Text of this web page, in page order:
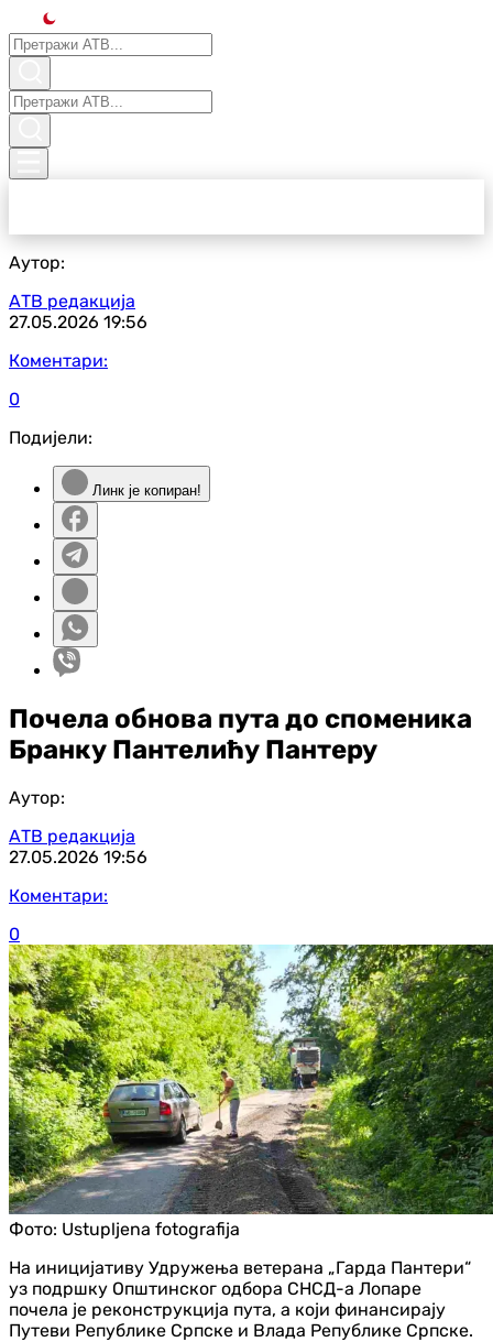
Аутор:
АТВ редакција
27.05.2026 19:56
Коментари:
0
Подијели:
Линк је копиран!
Почела обнова пута до споменика
Бранку Пантелићу Пантеру
Аутор:
АТВ редакција
27.05.2026 19:56
Коментари:
0
Фото: Ustupljena fotografija
На иницијативу Удружења ветерана „Гарда Пантери“
уз подршку Општинског одбора СНСД-а Лопаре
почела је реконструкција пута, а који финансирају
Путеви Републике Српске и Влада Републике Српске.